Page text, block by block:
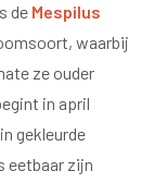
de Mespilus
waarbij
ze ouder
in april
gekleurde
eetbaar zijn